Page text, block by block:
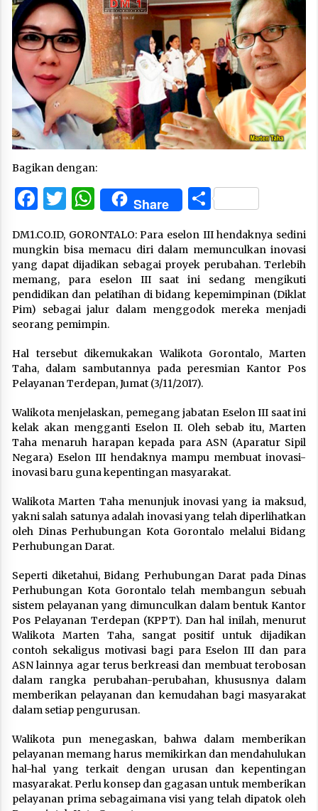
Bagikan dengan:
Facebook
Twitter
WhatsApp
Share Share
DM1.CO.ID, GORONTALO: Para eselon III hendaknya sedini
mungkin bisa memacu diri dalam memunculkan inovasi
yang dapat dijadikan sebagai proyek perubahan. Terlebih
memang, para eselon III saat ini sedang mengikuti
pendidikan dan pelatihan di bidang kepemimpinan (Diklat
Pim) sebagai jalur dalam menggodok mereka menjadi
seorang pemimpin.
Hal tersebut dikemukakan Walikota Gorontalo, Marten
Taha, dalam sambutannya pada peresmian Kantor Pos
Pelayanan Terdepan, Jumat (3/11/2017).
Walikota menjelaskan, pemegang jabatan Eselon III saat ini
kelak akan mengganti Eselon II. Oleh sebab itu, Marten
Taha menaruh harapan kepada para ASN (Aparatur Sipil
Negara) Eselon III hendaknya mampu membuat inovasi-
inovasi baru guna kepentingan masyarakat.
Walikota Marten Taha menunjuk inovasi yang ia maksud,
yakni salah satunya adalah inovasi yang telah diperlihatkan
oleh Dinas Perhubungan Kota Gorontalo melalui Bidang
Perhubungan Darat.
Seperti diketahui, Bidang Perhubungan Darat pada Dinas
Perhubungan Kota Gorontalo telah membangun sebuah
sistem pelayanan yang dimunculkan dalam bentuk Kantor
Pos Pelayanan Terdepan (KPPT). Dan hal inilah, menurut
Walikota Marten Taha, sangat positif untuk dijadikan
contoh sekaligus motivasi bagi para Eselon III dan para
ASN lainnya agar terus berkreasi dan membuat terobosan
dalam rangka perubahan-perubahan, khususnya dalam
memberikan pelayanan dan kemudahan bagi masyarakat
dalam setiap pengurusan.
Walikota pun menegaskan, bahwa dalam memberikan
pelayanan memang harus memikirkan dan mendahulukan
hal-hal yang terkait dengan urusan dan kepentingan
masyarakat. Perlu konsep dan gagasan untuk memberikan
pelayanan prima sebagaimana visi yang telah dipatok oleh